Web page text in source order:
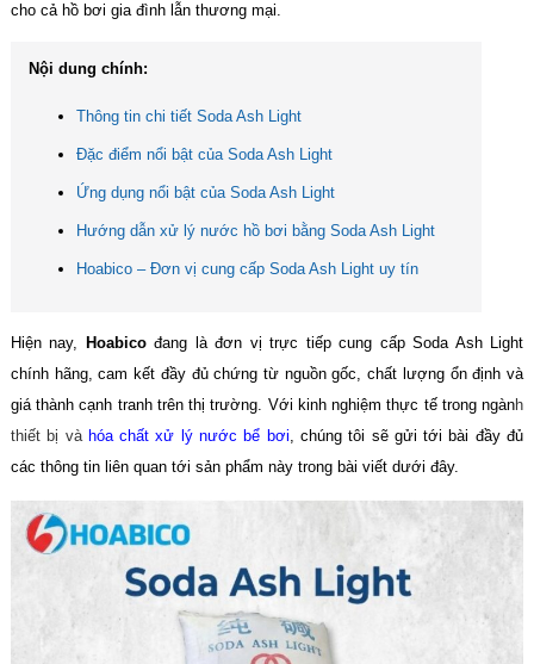
cho cả hồ bơi gia đình lẫn thương mại.
Nội dung chính:
Thông tin chi tiết Soda Ash Light
Đặc điểm nổi bật của Soda Ash Light
Ứng dụng nổi bật của Soda Ash Light
Hướng dẫn xử lý nước hồ bơi bằng Soda Ash Light
Hoabico – Đơn vị cung cấp Soda Ash Light uy tín
Hiện nay, Hoabicođang là đơn vị trực tiếp cung cấp Soda Ash Light
chính hãng, cam kết đầy đủ chứng từ nguồn gốc, chất lượng ổn định và
giá thành cạnh tranh trên thị trường. Với kinh nghiệm thực tế trong ngành
thiết bị và hóa chất xử lý nước bể bơi, chúng tôi sẽ gửi tới bài đầy đủ
các thông tin liên quan tới sản phẩm này trong bài viết dưới đây.